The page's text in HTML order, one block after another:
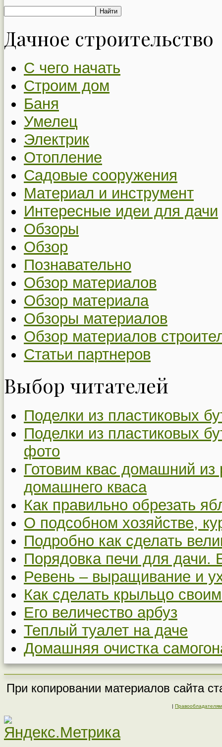
Дачное строительство
С чего начать
Строим дом
Баня
Умелец
Электрик
Отопление
Садовые сооружения
Материал и инструмент
Интересные идеи для дачи
Обзоры
Обзор
Познавательно
Обзор материалов
Обзор материала
Обзоры материалов
Обзор материалов
Статьи партнеров
Выбор читателей
Поделки из пластиковых
Поделки из пластиковых
фото
Готовим квас домашний
домашнего кваса
Как правильно обрезать
О подсобном хозяйстве,
Подробно как сделать
Порядовка печи для дачи.
Ревень – выращивание и
Как сделать крыльцо
Его величество арбуз
Теплый туалет на даче
Домашняя очистка
При копировании материалов сайта
| Правообладателям